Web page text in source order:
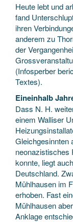
Heute lebt und
fand
ihren
anderem zu
der
(Infosperber
Textes).
Eineinhalb
Dass N. H.
einem Walliser
Gleichgesinnten
neonazistisches
konnte, liegt
Deutschland.
Mühlhausen im
erhoben. Fast
Mühlhausen
Anklage